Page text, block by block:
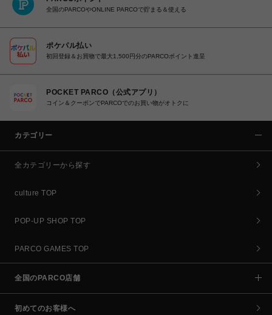
全国のPARCOやONLINE PARCOで貯まる＆使える
ポケパル払い
初回登録＆お買物で最大1,500円分のPARCOポイント進呈
POCKET PARCO（公式アプリ）
コイン＆クーポンでPARCOでのお買い物がオトクに
カテゴリー
全カテゴリーから探す
culture TOP
POP-UP SHOP TOP
PARCO GAMES TOP
全国のPARCO店舗
初めてのお客様へ